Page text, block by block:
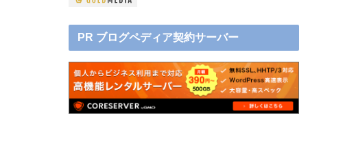
PR ブログペディア契約サーバー